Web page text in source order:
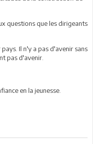
questions que les dirigeants
Il n'y a pas d'avenir sans
pas d'avenir.
en la jeunesse.